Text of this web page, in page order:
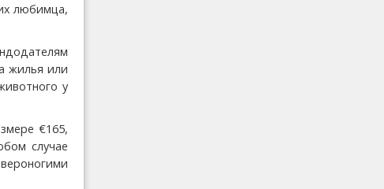
любимца,
жилья или
у
€165,
случае